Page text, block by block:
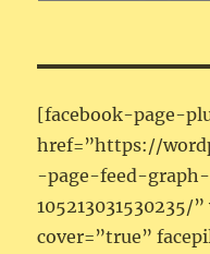
[facebook-page-
href=”https://
-page-feed-
105213031530235/
cover=”true”